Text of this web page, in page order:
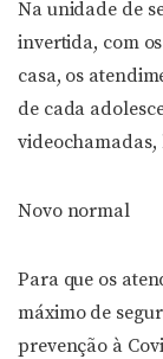
Na unidade de
invertida, com
casa, os
de cada
videochamadas,
Novo normal
Para que os
máximo de
prevenção à